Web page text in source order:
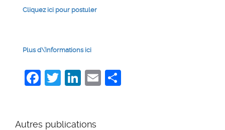
Cliquez ici pour postuler
Plus d\’informations ici
Facebook
Twitter
LinkedIn
Email
Autres publications